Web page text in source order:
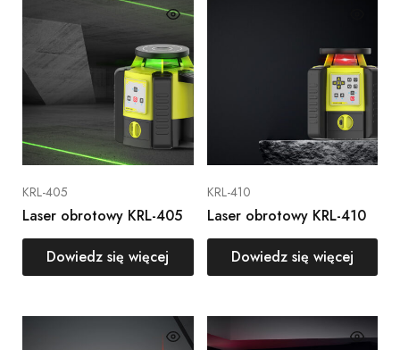
KRL-405
Laser obrotowy KRL-405
Dowiedz się więcej
KRL-410
Laser obrotowy KRL-410
Dowiedz się więcej